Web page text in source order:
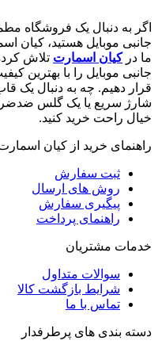
اگر به دنبال یک فروشگاه
جانبی موبایل هستید، کیان
ما درکیان اسمارت تلاش
جانبی موبایل را با بهترین
قرار دهیم. چه به دنبال یک
شارژ سریع یا یک گلس
خیال راحت خرید کنید.
راهنمای خرید از کیان
ثبت سفارش
روش‌ های ارسال
پیگیری سفارش
راهنمای پرداخت
خدمات مشتریان
سوالات متداول
شرایط بازگشت کالا
تماس با ما
دسته بندی های پرطرفدار